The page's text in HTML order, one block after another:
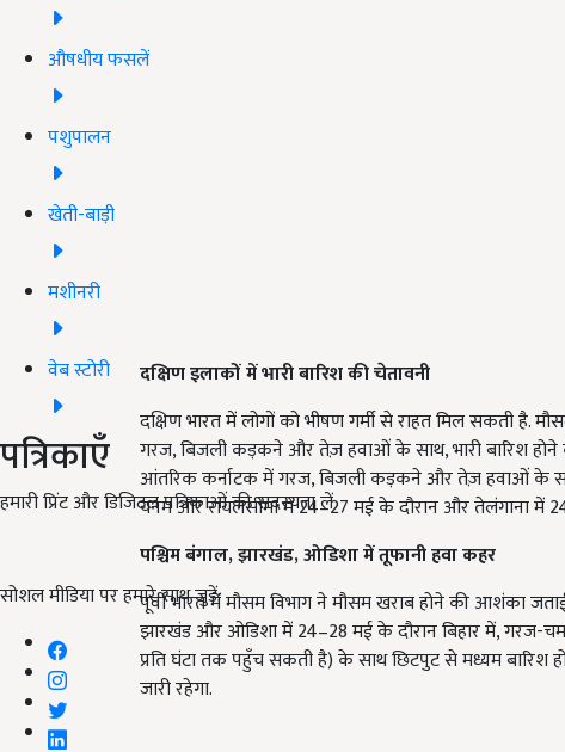
औषधीय फसलें
पशुपालन
खेती-बाड़ी
मशीनरी
वेब स्टोरी
पत्रिकाएँ
हमारी प्रिंट और डिजिटल पत्रिकाओं की सदस्यता लें
सोशल मीडिया पर हमारे साथ जुड़ें:
दक्षिण इलाकों में भारी बारिश की चेतावनी
दक्षिण भारत में लोगों को भीषण गर्मी से राहत मिल सकती है.
गरज, बिजली कड़कने और तेज़ हवाओं के साथ, भारी बारिश
आंतरिक कर्नाटक में गरज, बिजली कड़कने और तेज़ हवाओं के
यनम और रायलसीमा में 24–27 मई के दौरान और तेलंगाना में
पश्चिम बंगाल, झारखंड, ओडिशा में तूफानी हवा कहर
पूर्वी भारत में मौसम विभाग ने मौसम खराब होने की आशंका
झारखंड और ओडिशा में 24–28 मई के दौरान बिहार में,
प्रति घंटा तक पहुँच सकती है) के साथ छिटपुट से मध्यम बारिश
जारी रहेगा.